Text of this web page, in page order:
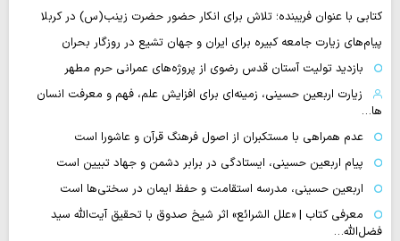
کتابی با عنوان فریبنده؛ تلاش برای انکار حضور حضرت زینب(س) در کربلا
پیام‌های زیارت جامعه کبیره برای ایران و جهان تشیع در روزگار بحران
بازدید تولیت آستان قدس رضوی از پروژه‌های عمرانی حرم مطهر
زیارت اربعین حسینی، زمینه‌ای برای افزایش علم، فهم و معرفت انسان
ها…
عدم همراهی با مستکبران از اصول فرهنگ قرآن و عاشورا است
پیام اربعین حسینی، ایستادگی در برابر دشمن و جهاد تبیین است
اربعین حسینی، مدرسه استقامت و حفظ ایمان در سختی‌ها است
معرفی کتاب | «علل الشرائع» اثر شیخ صدوق با تحقیق آیت‌الله سید
فضل‌الله…